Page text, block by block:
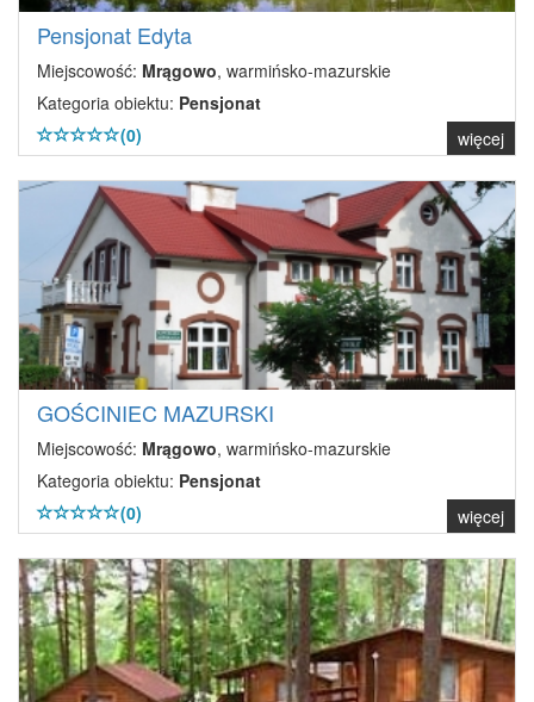
Pensjonat Edyta
Miejscowość: Mrągowo, warmińsko-mazurskie
Kategoria obiektu: Pensjonat
(0)
więcej
GOŚCINIEC MAZURSKI
Miejscowość: Mrągowo, warmińsko-mazurskie
Kategoria obiektu: Pensjonat
(0)
więcej